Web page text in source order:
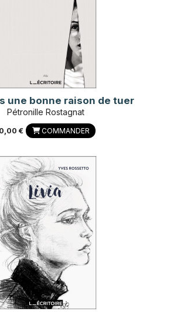
une bonne raison de tuer
Pétronille Rostagnat
€ COMMANDER